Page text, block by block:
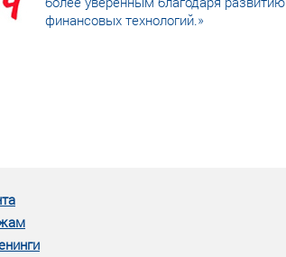
финансовых технологий.»